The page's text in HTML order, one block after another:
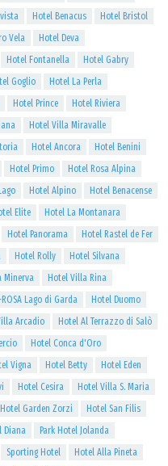
Hotel Benacus
Hotel Bristol
Vela
Hotel Deva
Hotel Fontanella
Hotel Gabry
Goglio
Hotel La Perla
Hotel Prince
Hotel Riviera
Hotel Villa Miravalle
Hotel Ancora
Hotel Benini
Hotel Primo
Hotel Rosa Alpina
Hotel Alpino
Hotel Benacense
Elite
Hotel La Montanara
Hotel Panorama
Hotel Rastel de Fer
Hotel Rolly
Hotel Silvana
Minerva
Hotel Villa Rina
Lago di Garda
Hotel Duomo
Arcadio
Hotel Al Terrazzo di Salò
Hotel Conca d'Oro
Vigna Hotel Betty
Hotel Eden
Hotel Cesira
Hotel Villa S. Maria
Hotel Garden Zorzi
Hotel San Filis
Diana
Park Hotel Jolanda
Sporting Hotel
Hotel Alla Pineta